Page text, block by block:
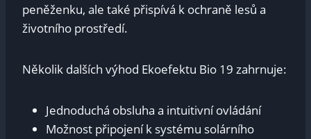
peněženku, ale také přispívá k ochraně lesů a
životního prostředí.
Několik dalších výhod Ekoefektu Bio 19 zahrnuje:
Jednoduchá obsluha a intuitivní ovládání
Možnost připojení k systému solárního